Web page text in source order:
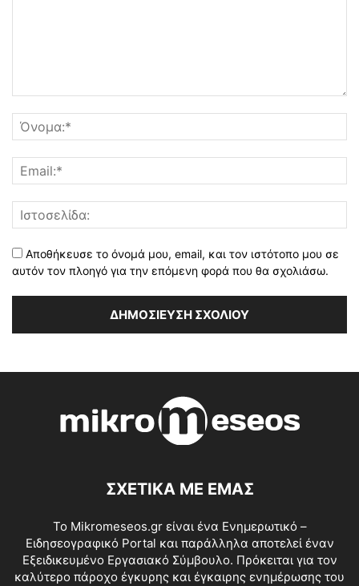
Αποθήκευσε το όνομά μου, email, και τον ιστότοπο μου σε
αυτόν τον πλοηγό για την επόμενη φορά που θα σχολιάσω.
ΣΧΕΤΙΚΑ ΜΕ ΕΜΑΣ
Το Mikromeseos.gr είναι ένα Ενημερωτικό –
Ειδησεογραφικό Portal και παράλληλα αποτελεί έναν
Εξειδικευμένο Εργασιακό Σύμβουλο. Πρόκειται για τον
καλύτερο πάροχο έγκυρης και έγκαιρης ενημέρωσης του